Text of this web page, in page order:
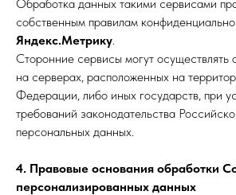
Обработка данных такими сервисами
собственным правилам
Яндекс.Метрику.
Сторонние сервисы могут осуществлять
на серверах, расположенных на
Федерации, либо иных государств, при
требований законодательства
персональных данных.
4. Правовые основания обработки
персонализированных данных